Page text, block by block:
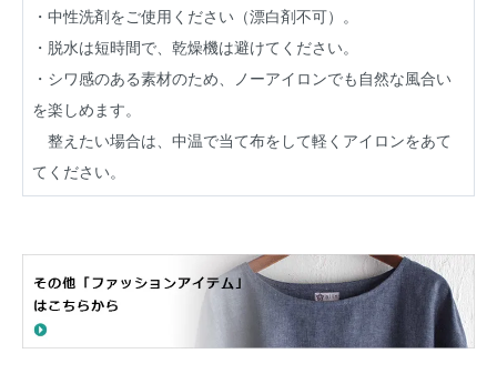
・中性洗剤をご使用ください（漂白剤不可）。
・脱水は短時間で、乾燥機は避けてください。
・シワ感のある素材のため、ノーアイロンでも自然な風合い
を楽しめます。
整えたい場合は、中温で当て布をして軽くアイロンをあて
てください。